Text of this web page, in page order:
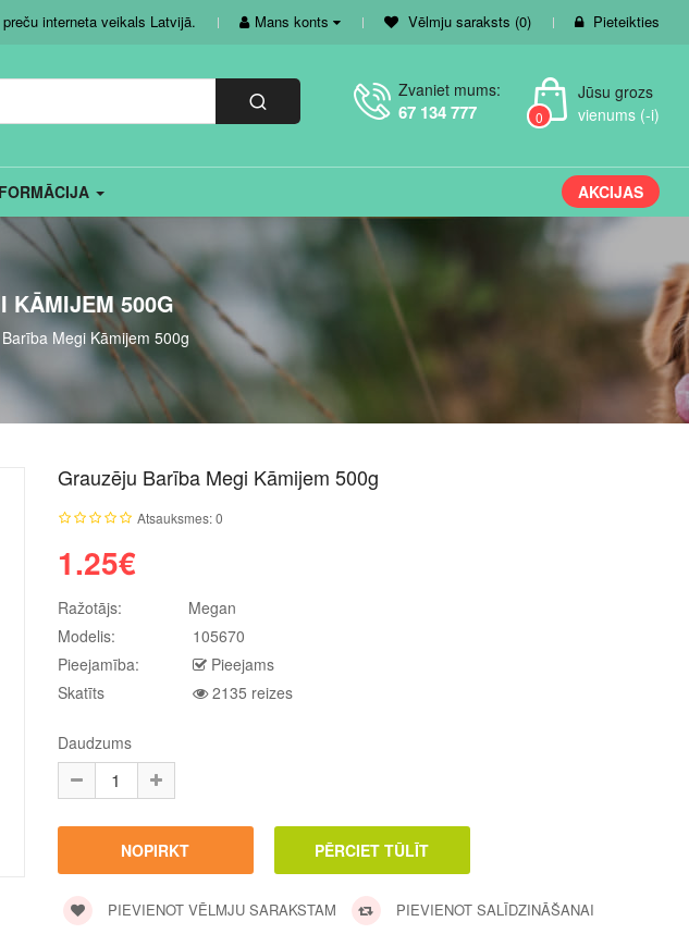
interneta veikals Latvijā. Mans konts Vēlmju saraksts (0) Pieteikties
Jūsu grozs
0 vienums (-i)
Zvaniet mums:
67 134 777
AKCIJAS
KĀMIJEM 500G
Megi Kāmijem 500g
Grauzēju Barība Megi Kāmijem 500g
Atsauksmes: 0
1.25€
Ražotājs:
Megan
Modelis:
105670
Pieejamība:
Pieejams
Skatīts
2135 reizes
Daudzums
PIEVIENOT VĒLMJU SARAKSTAM PIEVIENOT SALĪDZINĀŠANAI